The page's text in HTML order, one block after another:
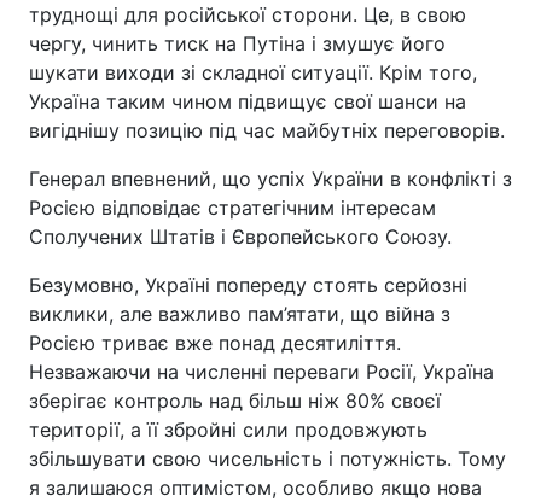
труднощі для російської сторони. Це, в свою
чергу, чинить тиск на Путіна і змушує його
шукати виходи зі складної ситуації. Крім того,
Україна таким чином підвищує свої шанси на
вигіднішу позицію під час майбутніх переговорів.
Генерал впевнений, що успіх України в конфлікті з
Росією відповідає стратегічним інтересам
Сполучених Штатів і Європейського Союзу.
Безумовно, Україні попереду стоять серйозні
виклики, але важливо пам’ятати, що війна з
Росією триває вже понад десятиліття.
Незважаючи на численні переваги Росії, Україна
зберігає контроль над більш ніж 80% своєї
території, а її збройні сили продовжують
збільшувати свою чисельність і потужність. Тому
я залишаюся оптимістом, особливо якщо нова